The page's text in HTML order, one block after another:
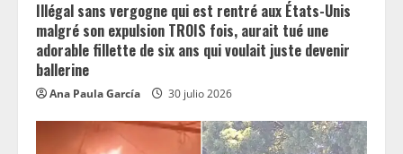
Illégal sans vergogne qui est rentré aux États-Unis
malgré son expulsion TROIS fois, aurait tué une
adorable fillette de six ans qui voulait juste devenir
ballerine
Ana Paula García 30 julio 2026